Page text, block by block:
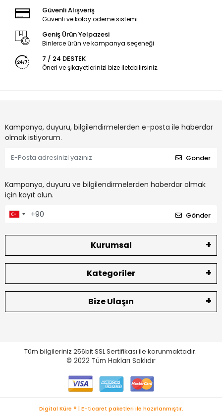
Güvenli Alışveriş
Güvenli ve kolay ödeme sistemi
Geniş Ürün Yelpazesi
Binlerce ürün ve kampanya seçeneği
7 / 24 DESTEK
Öneri ve şikayetlerinizi bize iletebilirsiniz.
Kampanya, duyuru, bilgilendirmelerden e-posta ile haberdar
olmak istiyorum.
Gönder
Kampanya, duyuru ve bilgilendirmelerden haberdar olmak
için kayıt olun.
Gönder
Kurumsal
Kategoriler
Bize Ulaşın
Tüm bilgileriniz 256bit SSL Sertifikası ile korunmaktadır.
© 2022 Tüm Hakları Saklıdır
Digital Küre ® | E-ticaret paketleri ile hazırlanmıştır.